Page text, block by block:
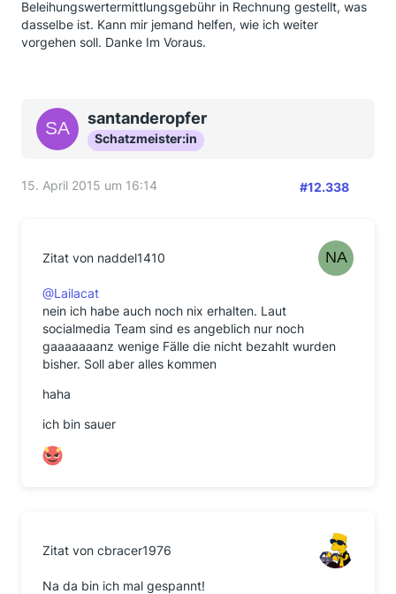
Beleihungswertermittlungsgebühr in Rechnung gestellt, was
dasselbe ist. Kann mir jemand helfen, wie ich weiter
vorgehen soll. Danke Im Voraus.
santanderopfer
Schatzmeister:in
15. April 2015 um 16:14 #12.338
Zitat von naddel1410
@Lailacat
nein ich habe auch noch nix erhalten. Laut
socialmedia Team sind es angeblich nur noch
gaaaaaaanz wenige Fälle die nicht bezahlt wurden
bisher. Soll aber alles kommen
haha
ich bin sauer
Zitat von cbracer1976
Na da bin ich mal gespannt!